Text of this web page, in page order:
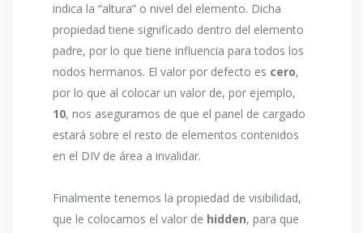
indica la “altura” o nivel del elemento. Dicha
propiedad tiene significado dentro del elemento
padre, por lo que tiene influencia para todos los
nodos hermanos. El valor por defecto es cero,
por lo que al colocar un valor de, por ejemplo,
10, nos aseguramos de que el panel de cargado
estará sobre el resto de elementos contenidos
en el DIV de área a invalidar.
Finalmente tenemos la propiedad de visibilidad,
que le colocamos el valor de hidden, para que